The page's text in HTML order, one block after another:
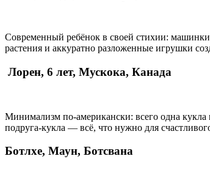
Современный ребёнок в своей стихии:
растения и аккуратно разложенные игрушки
Лорен, 6 лет, Мускока, Канада
Минимализм по-американски: всего одна кукла
подруга-кукла — всё, что нужно для
Ботлхе, Маун, Ботсвана